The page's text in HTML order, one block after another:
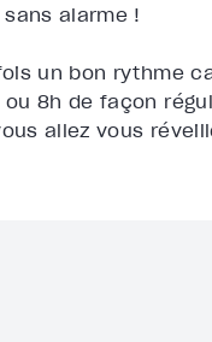
alarme !
un bon rythme
ou 8h de façon
allez vous